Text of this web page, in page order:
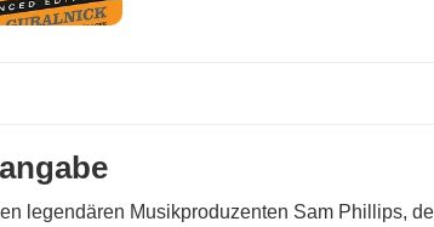
legendären Musikproduzenten Sam Phillips,